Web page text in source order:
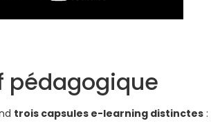
pédagogique
trois capsules e-learning distinctes :